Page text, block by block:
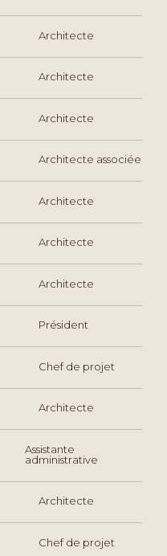
Architecte
Architecte
Architecte
Architecte associée
Architecte
Architecte
Architecte
Président
Chef de projet
Architecte
Assistante
administrative
Architecte
Chef de projet